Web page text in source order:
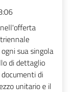
sua singola
di dettaglio
di
unitario e il